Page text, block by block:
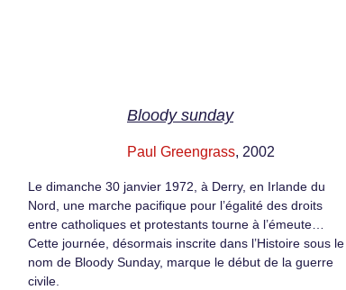
Bloody sunday
Paul Greengrass, 2002
Le dimanche 30 janvier 1972, à Derry, en Irlande du
Nord, une marche pacifique pour l’égalité des droits
entre catholiques et protestants tourne à l’émeute…
Cette journée, désormais inscrite dans l’Histoire sous le
nom de Bloody Sunday, marque le début de la guerre
civile.